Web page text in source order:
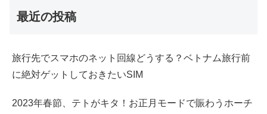
最近の投稿
旅行先でスマホのネット回線どうする？ベトナム旅行前
に絶対ゲットしておきたいSIM
2023年春節、テトがキタ！お正月モードで賑わうホーチ